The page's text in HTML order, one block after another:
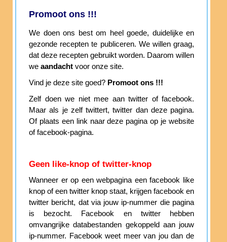
Promoot ons !!!
We doen ons best om heel goede, duidelijke en
gezonde recepten te publiceren. We willen graag,
dat deze recepten gebruikt worden. Daarom willen
we aandacht voor onze site.
Vind je deze site goed? Promoot ons !!!
Zelf doen we niet mee aan twitter of facebook.
Maar als je zelf twittert, twitter dan deze pagina.
Of plaats een link naar deze pagina op je website
of facebook-pagina.
Geen like-knop of twitter-knop
Wanneer er op een webpagina een facebook like
knop of een twitter knop staat, krijgen facebook en
twitter bericht, dat via jouw ip-nummer die pagina
is bezocht. Facebook en twitter hebben
omvangrijke databestanden gekoppeld aan jouw
ip-nummer. Facebook weet meer van jou dan de